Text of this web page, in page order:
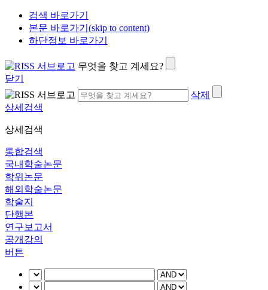
검색 바로가기
본문 바로가기(skip to content)
하단정보 바로가기
무엇을 찾고 계세요?
닫기
삭제
상세검색
상세검색
통합검색
국내학술논문
학위논문
해외학술논문
학술지
단행본
연구보고서
공개강의
버튼